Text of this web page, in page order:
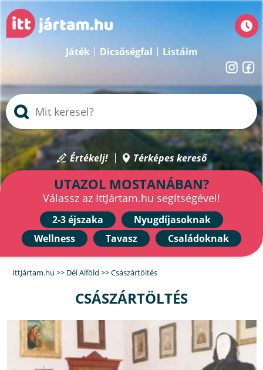
Játék Dicsőségfal Listáim
Értékelj! Térképes kereső
UTAZOL MOSTANÁBAN?
Válassz az IttJártam.hu segítségével!
2-3 éjszaka
Nyugdíjasoknak
Wellness
Tavasz Családoknak
IttJártam.hu >> Dél Alföld >>Császártöltés
CSÁSZÁRTÖLTÉS